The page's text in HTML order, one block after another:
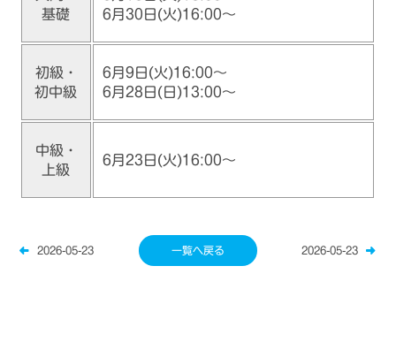
基礎
6月30日(火)16:00〜
初級・
初中級
6月9日(火)16:00〜
6月28日(日)13:00〜
中級・
上級
6月23日(火)16:00〜
2026-05-23 一覧へ戻る 2026-05-23